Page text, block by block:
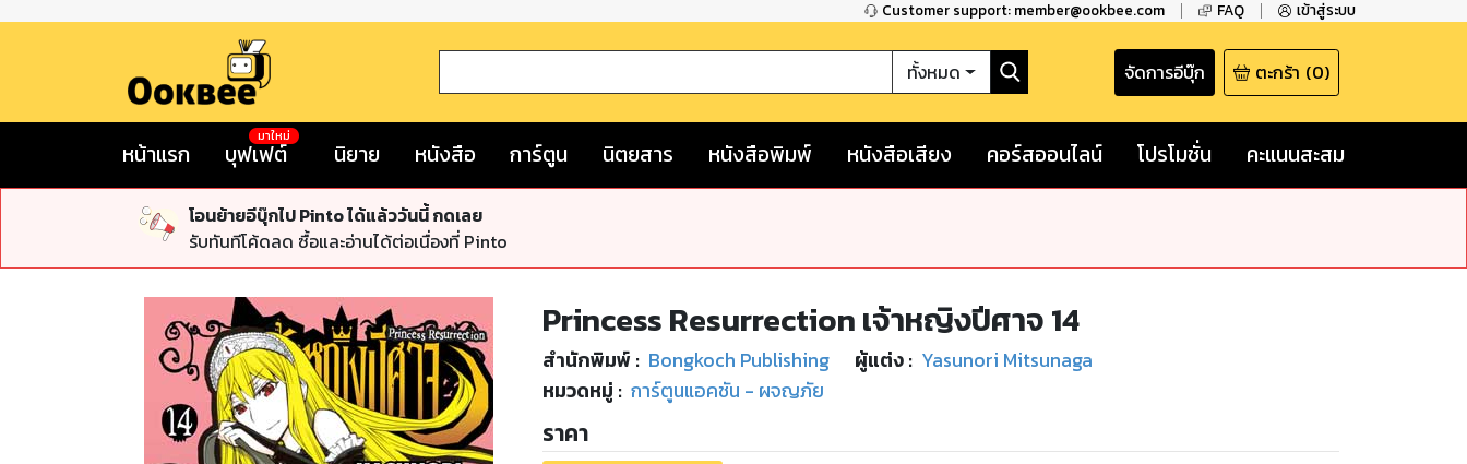
Customer support: member@ookbee.com FAQ เข้าสู่ระบบ
ทั้งหมด จัดการอีบุ๊ก ตะกร้า (0)
หน้าแรก บุฟเฟต์
มาใหม่
นิยาย หนังสือ การ์ตูน นิตยสาร หนังสือพิมพ์ หนังสือเสียง คอร์สออนไลน์ โปรโมชั่น คะแนนสะสม
โอนย้ายอีบุ๊กไป Pinto ได้แล้ววันนี้ กดเลย
รับทันทีโค้ดลด ซื้อและอ่านได้ต่อเนื่องที่ Pinto
Princess Resurrection เจ้าหญิงปีศาจ 14
สำนักพิมพ์ : Bongkoch Publishing ผู้แต่ง : Yasunori Mitsunaga
หมวดหมู่ : การ์ตูนแอคชัน - ผจญภัย
ราคา